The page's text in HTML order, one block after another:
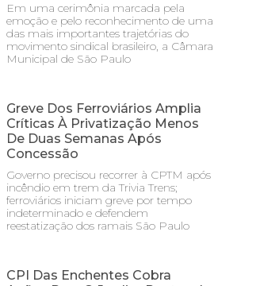
Em uma cerimônia marcada pela
emoção e pelo reconhecimento de uma
das mais importantes trajetórias do
movimento sindical brasileiro, a Câmara
Municipal de São Paulo
Greve Dos Ferroviários Amplia
Críticas À Privatização Menos
De Duas Semanas Após
Concessão
Governo precisou recorrer à CPTM após
incêndio em trem da Trivia Trens;
ferroviários iniciam greve por tempo
indeterminado e defendem
reestatização dos ramais São Paulo
CPI Das Enchentes Cobra